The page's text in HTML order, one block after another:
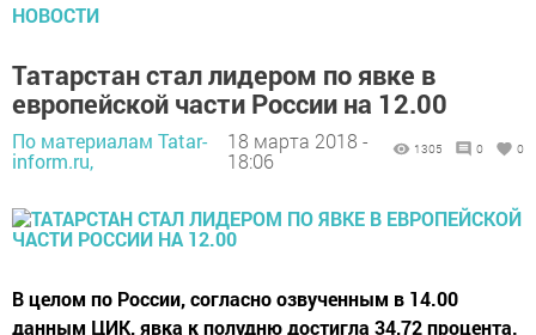
НОВОСТИ
Татарстан стал лидером по явке в
европейской части России на 12.00
По материалам Tatar-
inform.ru,
18 марта 2018 -
18:06
1305 0 0
В целом по России, согласно озвученным в 14.00
данным ЦИК, явка к полудню достигла 34,72 процента.